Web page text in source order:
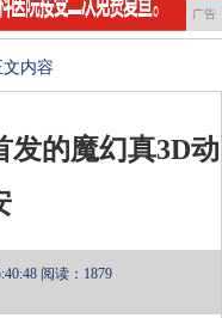
广告
内容
发的魔幻真3D动
阅读：1879